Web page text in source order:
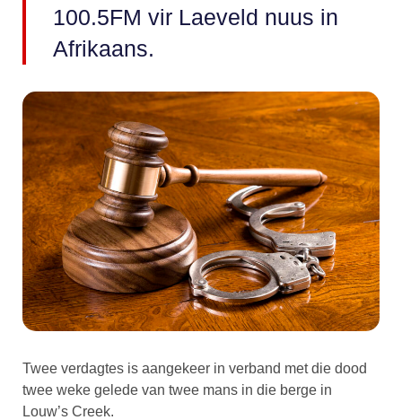
100.5FM vir Laeveld nuus in
Afrikaans.
Twee verdagtes is aangekeer in verband met die dood
twee weke gelede van twee mans in die berge in
Louw’s Creek.